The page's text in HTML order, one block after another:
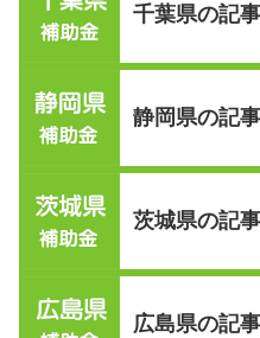
千葉県の記
静岡県の記
茨城県の記
広島県の記